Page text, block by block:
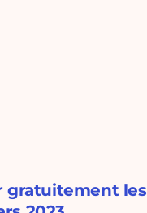
gratuitement les